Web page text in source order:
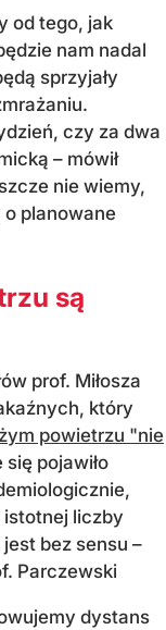
od tego, jak
nam nadal
sprzyjały
czy za dwa
– mówił
nie wiemy,
planowane
są
prof. Miłosza
który
powietrzu "nie
pojawiło
istotnej liczby
bez sensu –
Parczewski
dystans